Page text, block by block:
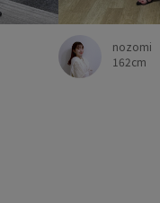
nozomi
162cm